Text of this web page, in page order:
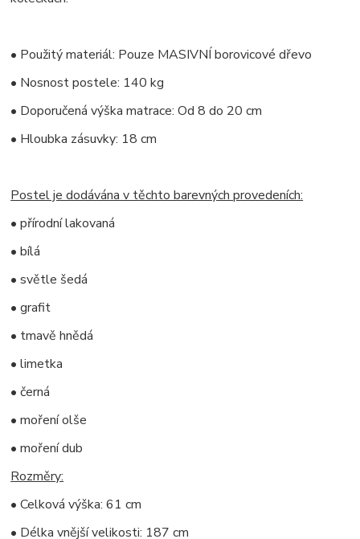
• Použitý materiál: Pouze MASIVNÍ borovicové dřevo
• Nosnost postele: 140 kg
• Doporučená výška matrace: Od 8 do 20 cm
• Hloubka zásuvky: 18 cm
Postel je dodávána v těchto barevných provedeních:
• přírodní lakovaná
• bílá
• světle šedá
• grafit
• tmavě hnědá
• limetka
• černá
• moření olše
• moření dub
Rozměry:
• Celková výška: 61 cm
• Délka vnější velikosti: 187 cm